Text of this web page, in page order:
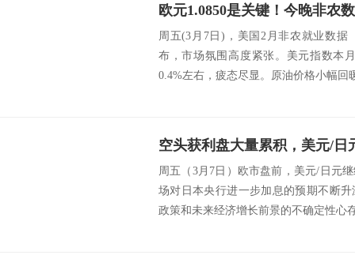
周五(3月7日)，美国2月非农就业数据
布，市场氛围高度紧张。美元指数本
0.4%左右，疲态尽显。原油价格小幅回
周五（3月7日）欧市盘前，美元/日元
场对日本央行进一步加息的预期不断
政策和未来经济增长前景的不确定性心